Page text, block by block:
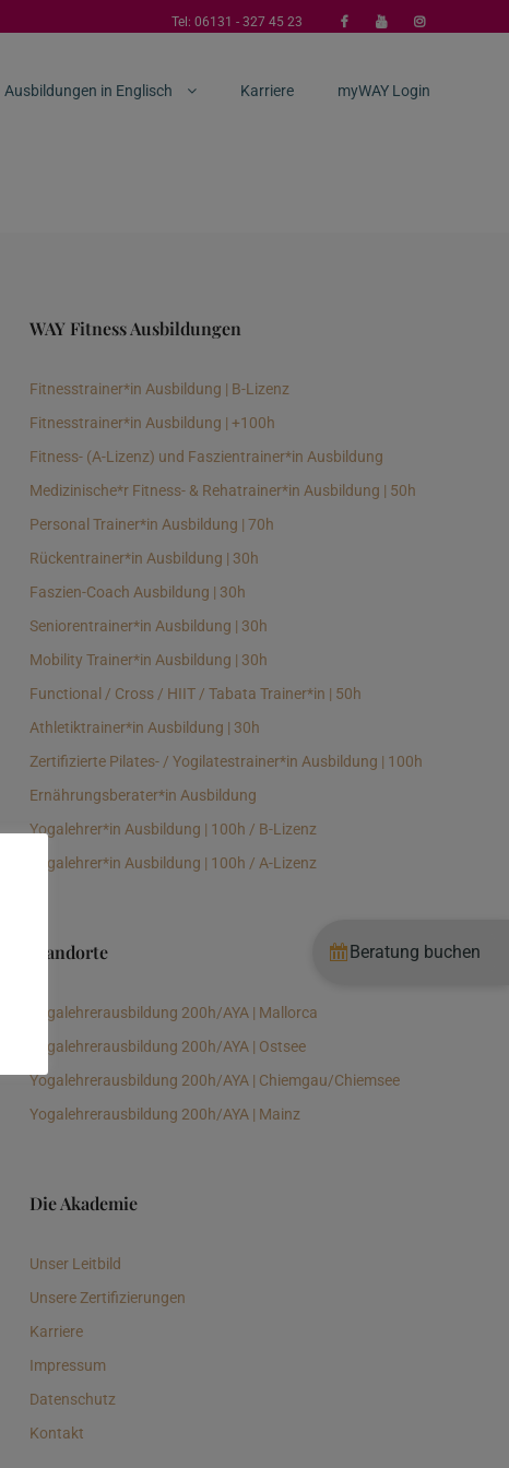
Tel: 06131 - 327 45 23
Ausbildungen in Englisch Karriere myWAY Login
WAY Fitness Ausbildungen
Fitnesstrainer*in Ausbildung | B-Lizenz
Fitnesstrainer*in Ausbildung | +100h
Fitness- (A-Lizenz) und Faszientrainer*in Ausbildung
Medizinische*r Fitness- & Rehatrainer*in Ausbildung | 50h
Personal Trainer*in Ausbildung | 70h
Rückentrainer*in Ausbildung | 30h
Faszien-Coach Ausbildung | 30h
Seniorentrainer*in Ausbildung | 30h
Mobility Trainer*in Ausbildung | 30h
Functional / Cross / HIIT / Tabata Trainer*in | 50h
Athletiktrainer*in Ausbildung | 30h
Zertifizierte Pilates- / Yogilatestrainer*in Ausbildung | 100h
Ernährungsberater*in Ausbildung
Yogalehrer*in Ausbildung | 100h / B-Lizenz
Yogalehrer*in Ausbildung | 100h / A-Lizenz
Standorte
Yogalehrerausbildung 200h/AYA | Mallorca
Yogalehrerausbildung 200h/AYA | Ostsee
Yogalehrerausbildung 200h/AYA | Chiemgau/Chiemsee
Yogalehrerausbildung 200h/AYA | Mainz
Die Akademie
Unser Leitbild
Unsere Zertifizierungen
Karriere
Impressum
Datenschutz
Kontakt
Beratung buchen